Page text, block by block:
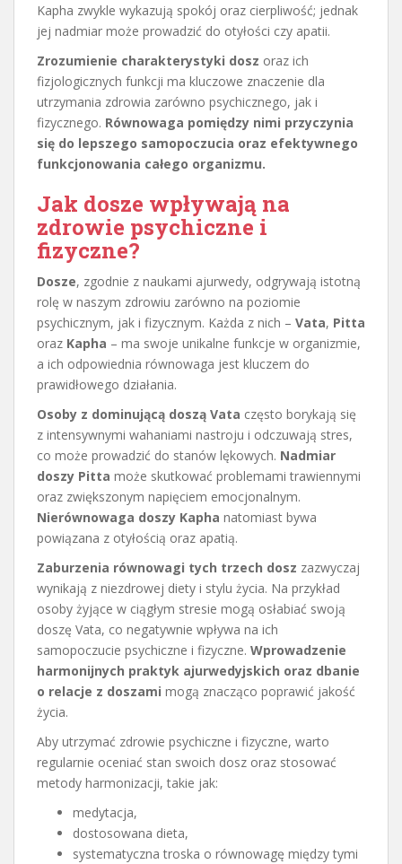
Kapha zwykle wykazują spokój oraz cierpliwość; jednak
jej nadmiar może prowadzić do otyłości czy apatii.
Zrozumienie charakterystyki dosz oraz ich
fizjologicznych funkcji ma kluczowe znaczenie dla
utrzymania zdrowia zarówno psychicznego, jak i
fizycznego. Równowaga pomiędzy nimi przyczynia
się do lepszego samopoczucia oraz efektywnego
funkcjonowania całego organizmu.
Jak dosze wpływają na
zdrowie psychiczne i
fizyczne?
Dosze, zgodnie z naukami ajurwedy, odgrywają istotną
rolę w naszym zdrowiu zarówno na poziomie
psychicznym, jak i fizycznym. Każda z nich – Vata, Pitta
oraz Kapha – ma swoje unikalne funkcje w organizmie,
a ich odpowiednia równowaga jest kluczem do
prawidłowego działania.
Osoby z dominującą doszą Vata często borykają się
z intensywnymi wahaniami nastroju i odczuwają stres,
co może prowadzić do stanów lękowych. Nadmiar
doszy Pitta może skutkować problemami trawiennymi
oraz zwiększonym napięciem emocjonalnym.
Nierównowaga doszy Kapha natomiast bywa
powiązana z otyłością oraz apatią.
Zaburzenia równowagi tych trzech dosz zazwyczaj
wynikają z niezdrowej diety i stylu życia. Na przykład
osoby żyjące w ciągłym stresie mogą osłabiać swoją
doszę Vata, co negatywnie wpływa na ich
samopoczucie psychiczne i fizyczne. Wprowadzenie
harmonijnych praktyk ajurwedyjskich oraz dbanie
o relacje z doszami mogą znacząco poprawić jakość
życia.
Aby utrzymać zdrowie psychiczne i fizyczne, warto
regularnie oceniać stan swoich dosz oraz stosować
metody harmonizacji, takie jak:
medytacja,
dostosowana dieta,
systematyczna troska o równowagę między tymi